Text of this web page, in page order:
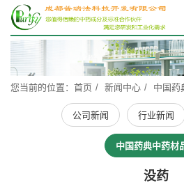
您当前的位置： 首页 新闻中心 中国药
公司新闻 行业新闻
中国药典中药材
没药